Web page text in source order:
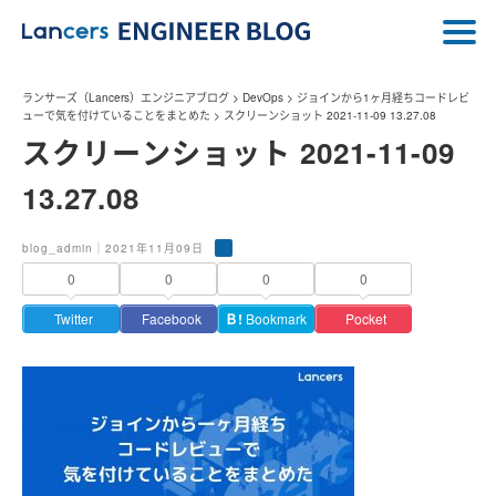
ランサーズ（Lancers）エンジニアブログ > DevOps > ジョインから1ヶ月経ちコードレビ
ューで気を付けていることをまとめた > スクリーンショット 2021-11-09 13.27.08
スクリーンショット 2021-11-09
13.27.08
blog_admin｜2021年11月09日
0
Twitter
0
Facebook
0
Ｂ! Bookmark
0
Pocket